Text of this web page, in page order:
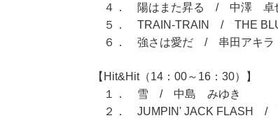
４． 陽はまた昇る / 中澤 卓
５． TRAIN-TRAIN / THE
６． 強さは愛だ / 串田アキラ
【Hit&Hit（14：00～16：30）】
１． 雪 / 中島 みゆき
２． JUMPIN' JACK FLASH /